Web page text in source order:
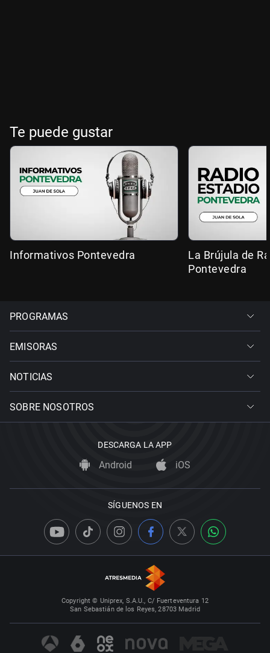
Te puede gustar
Informativos Pontevedra
La Brújula de
Pontevedra
PROGRAMAS
EMISORAS
NOTICIAS
SOBRE NOSOTROS
DESCARGA LA APP
Android iOS
SÍGUENOS EN
Copyright © Uniprex, S.A.U., C/ Fuerteventura 12
San Sebastián de los Reyes, 28703 Madrid